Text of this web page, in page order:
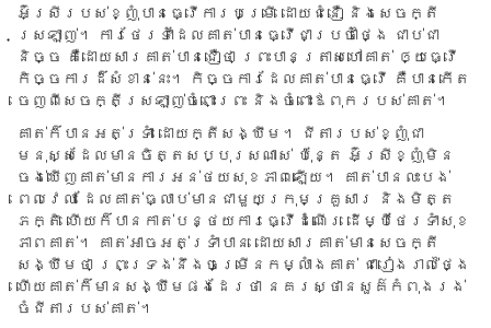
អ៊ំស្រី​របស់​ខ្ញុំ​បាន​ធ្វើ​ការ​បម្រើ ដោយ​ជំនឿ និង​សេចក្តី​
ស្រឡាញ់។ ការ​ថែរ​ទាំ​ដែល​គាត់​បាន​ធ្វើ​ជា​ប្រចាំ​ថ្ងៃ ជាប់​ជា​
និច្ច គឺ​ដោយ​សារ​គាត់​បាន​ជឿ​ថា ព្រះ​បាន​ត្រាស​ហៅ​គាត់ ឲ្យ​ធ្វើ​
កិច្ចការ​ដ៏​សំខាន់​នេះ។ កិច្ច​ការ​ដែល​គាត់​បាន​ធ្វើ គឺ​បាន​កើត​
ចេញ​ពី​សេចក្តី​ស្រឡាញ់​ចំពោះ​ព្រះ និង​ចំពោះ​ឪពុក​របស់​គាត់។
គាត់​ក៏​បាន​អត់​ទ្រាំ ដោយ​ក្តី​សង្ឃឹម។ ​ជី​តា​របស់​ខ្ញុំ​ជា​
មនុស្ស​ដែល​មាន​ចិត្ត​សប្បុរស​ណាស់ ប៉ុន្តែ អ៊ំស្រី​ខ្ញុំ​មិន​
ចង់​ឃើញ​គាត់​មាន​ការ​អន់​ថយ​សុខ​ភាព​ឡើយ។ គាត់​បាន​លះ​បង់​
ពេល​វេលា ដែល​គាត់​ធ្លាប់​មាន​ជា​មួយ​ក្រុម​គ្រួសារ និង​មិត្ត​
ភក្តិ ហើយ​ក៏​បាន​កាត់​បន្ថយ​ការ​ធ្វើ​ដំណើរ ដើម្បី​ថែរ​ទាំ​សុខ​
ភាព​គាត់។ គាត់​អាច​អត់​ទ្រាំ​បាន ដោយ​សារ​គាត់​មាន​សេចក្តី​
សង្ឃឹម​ថា ព្រះ​ទ្រង់​នឹង​ចម្រើន​កម្លាំង​គាត់ ជា​រៀង​រាល់​ថ្ងៃ
ហើយ​គាត់​ក៏​មាន​សង្ឃឹម​ផង​ដែរ​ថា នគរ​ស្ថាន​សួគ៌​កំពុង​រង់​
ចំ​ជីតា​របស់​គាត់។